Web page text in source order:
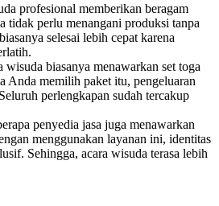
profesional memberikan beragam
tidak perlu menangani produksi tanpa
selesai lebih cepat karena
biasanya menawarkan set toga
Anda memilih paket itu, pengeluaran
perlengkapan sudah tercakup
penyedia jasa juga menawarkan
menggunakan layanan ini, identitas
Sehingga, acara wisuda terasa lebih